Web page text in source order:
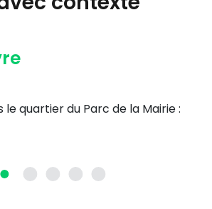
quartier du Parc de la Mairie :